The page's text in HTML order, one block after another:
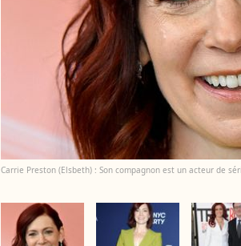
Carrie Preston (Elsbeth) : Son compagnon est un acteur de